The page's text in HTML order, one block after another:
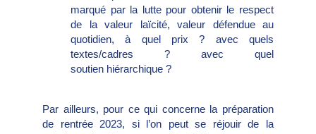
marqué par la lutte pour obtenir le respect
de la valeur laïcité, valeur défendue au
quotidien, à quel prix ? avec quels
textes/cadres ? avec quel
soutien hiérarchique ?
Par ailleurs, pour ce qui concerne la préparation
de rentrée 2023, si l’on peut se réjouir de la